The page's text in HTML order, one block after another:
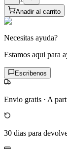
Anadir al carrito
Necesitas ayuda?
Estamos aqui para
Escribenos
Envio gratis · A
30 dias para